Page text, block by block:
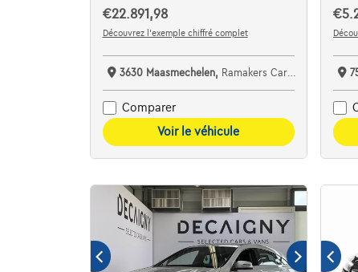
€22.891,98
Découvrez l’exemple chiffré complet
3630 Maasmechelen, Ramakers Car Center
Comparer
Voir le véhicule